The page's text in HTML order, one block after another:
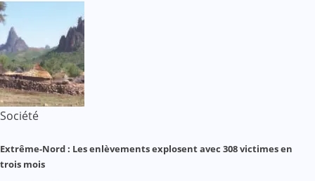
Société
Extrême-Nord : Les enlèvements explosent avec 308 victimes en
trois mois